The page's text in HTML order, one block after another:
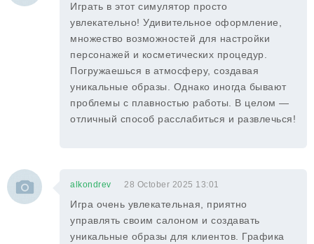
Играть в этот симулятор просто
увлекательно! Удивительное оформление,
множество возможностей для настройки
персонажей и косметических процедур.
Погружаешься в атмосферу, создавая
уникальные образы. Однако иногда бывают
проблемы с плавностью работы. В целом —
отличный способ расслабиться и развлечься!
alkondrev 28 October 2025 13:01
Игра очень увлекательная, приятно
управлять своим салоном и создавать
уникальные образы для клиентов. Графика